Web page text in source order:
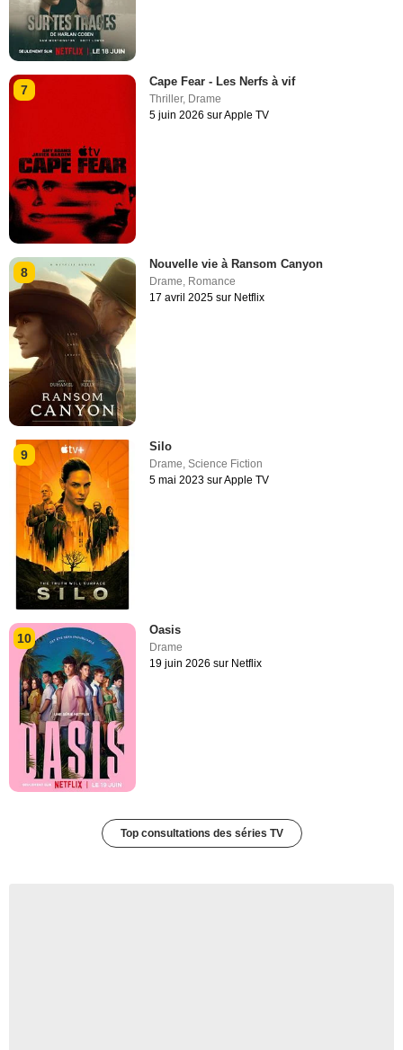
7
Cape Fear - Les Nerfs à vif
Thriller, Drame
5 juin 2026 sur Apple TV
8
Nouvelle vie à Ransom Canyon
Drame, Romance
17 avril 2025 sur Netflix
9
Silo
Drame,Science Fiction
5 mai 2023 sur Apple TV
10
Oasis
Drame
19 juin 2026 sur Netflix
Top consultations des séries TV